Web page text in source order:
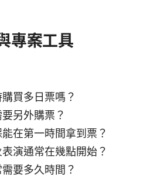
專案工具
買多日票嗎？
另外購票？
在第一時間拿到票？
演通常在幾點開始？
要多久時間？